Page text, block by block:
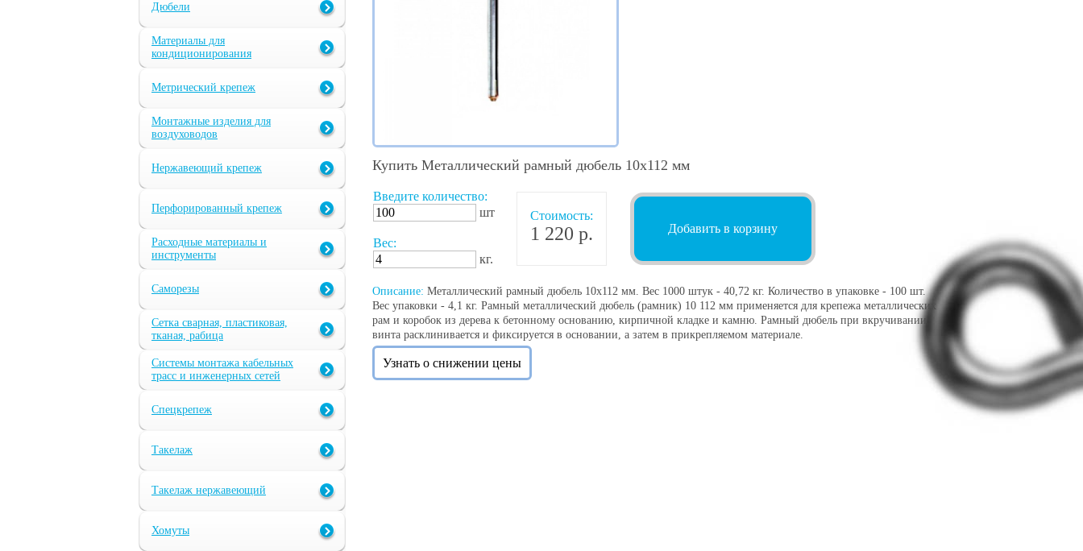
Дюбели
Материалы для
кондиционирования
Метрический крепеж
Монтажные изделия для
воздуховодов
Нержавеющий крепеж
Перфорированный крепеж
Расходные материалы и
инструменты
Саморезы
Сетка сварная, пластиковая,
тканая, рабица
Системы монтажа кабельных
трасс и инженерных сетей
Спецкрепеж
Такелаж
Такелаж нержавеющий
Хомуты
Купить Металлический рамный дюбель 10х112 мм
Введите количество:
шт
Вес:
кг.
Стоимость:
1 220 р. Добавить в корзину
Описание: Металлический рамный дюбель 10х112 мм. Вес 1000 штук - 40,72 кг. Количество в упаковке - 100 шт.
Вес упаковки - 4,1 кг. Рамный металлический дюбель (рамник) 10 112 мм применяется для крепежа металлических
рам и коробок из дерева к бетонному основанию, кирпичной кладке и камню. Рамный дюбель при вкручивании
винта расклинивается и фиксируется в основании, а затем в прикрепляемом материале.
Узнать о снижении цены